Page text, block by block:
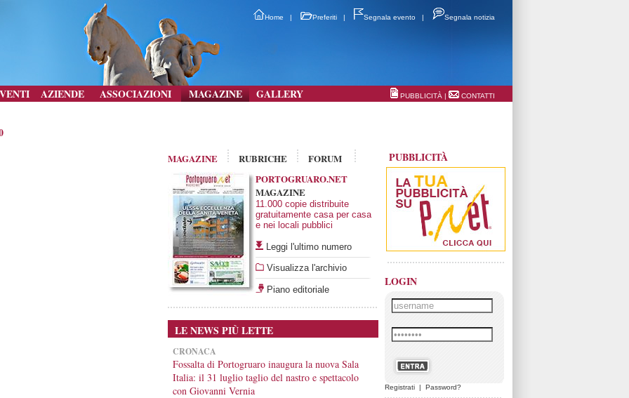
Home | Preferiti | Segnala evento | Segnala notizia
AZIENDE ASSOCIAZIONI MAGAZINE GALLERY PUBBLICITÀ | CONTATTI
MAGAZINE RUBRICHE
FORUM
PORTOGRUARO.NET
MAGAZINE
11.000 copie distribuite
gratuitamente casa per casa
e nei locali pubblici
Leggi l'ultimo numero
Visualizza l'archivio
Piano editoriale
LE NEWS PIÙ LETTE
CRONACA
Fossalta di Portogruaro inaugura la nuova Sala
Italia: il 31 luglio taglio del nastro e spettacolo
con Giovanni Vernia
PUBBLICITÀ
LOGIN
Registrati | Password?